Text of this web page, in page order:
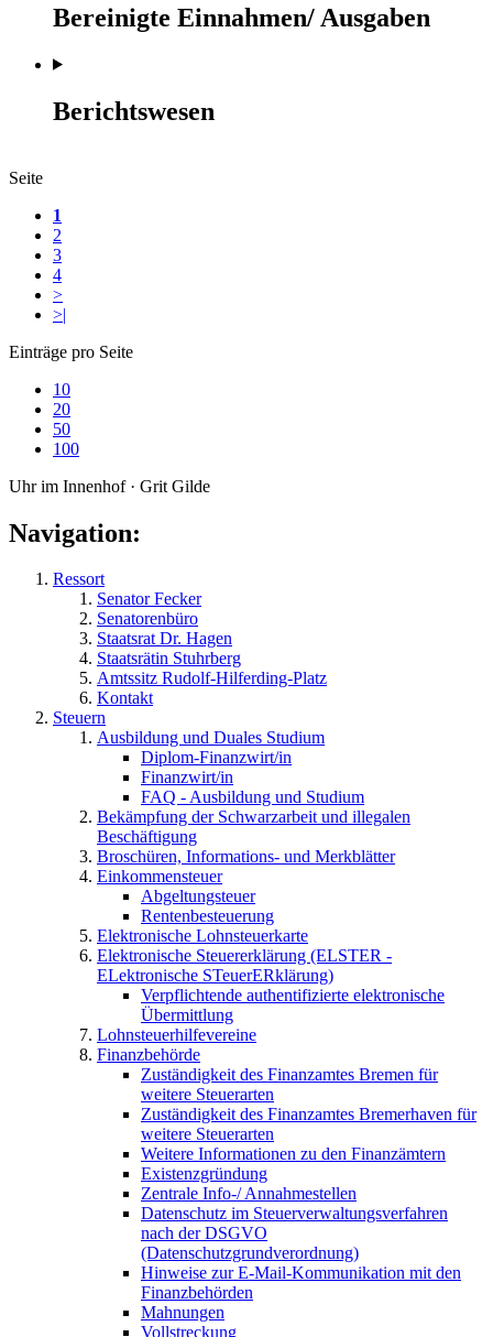
Bereinigte Einnahmen/ Ausgaben
Berichtswesen
Seite
1
2
3
4
>
>|
Einträge pro Seite
10
20
50
100
Uhr im Innenhof · Grit Gilde
Navigation:
Ressort
Senator Fecker
Senatorenbüro
Staatsrat Dr. Hagen
Staatsrätin Stuhrberg
Amtssitz Rudolf-Hilferding-Platz
Kontakt
Steuern
Ausbildung und Duales Studium
Diplom-Finanzwirt/in
Finanzwirt/in
FAQ - Ausbildung und Studium
Bekämpfung der Schwarzarbeit und illegalen
Beschäftigung
Broschüren, Informations- und Merkblätter
Einkommensteuer
Abgeltungsteuer
Rentenbesteuerung
Elektronische Lohnsteuerkarte
Elektronische Steuererklärung (ELSTER -
ELektronische STeuerERklärung)
Verpflichtende authentifizierte elektronische
Übermittlung
Lohnsteuerhilfevereine
Finanzbehörde
Zuständigkeit des Finanzamtes Bremen für
weitere Steuerarten
Zuständigkeit des Finanzamtes Bremerhaven für
weitere Steuerarten
Weitere Informationen zu den Finanzämtern
Existenzgründung
Zentrale Info-/ Annahmestellen
Datenschutz im Steuerverwaltungsverfahren
nach der DSGVO
(Datenschutzgrundverordnung)
Hinweise zur E-Mail-Kommunikation mit den
Finanzbehörden
Mahnungen
Vollstreckung